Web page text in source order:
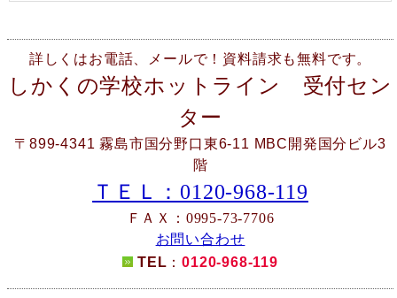
詳しくはお電話、メールで！資料請求も無料です。
しかくの学校ホットライン 受付セン
ター
〒899-4341 霧島市国分野口東6-11 MBC開発国分ビル3
階
ＴＥＬ：0120-968-119
ＦＡＸ：0995-73-7706
お問い合わせ
TEL ：0120-968-119